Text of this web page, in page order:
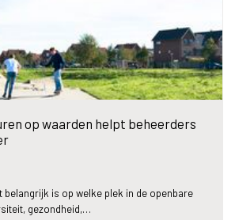
op waarden helpt beheerders
belangrijk is op welke plek in de openbare
gezondheid,…